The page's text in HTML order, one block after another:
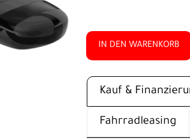
IN DEN WARENKORB
Kauf &
Fahrradleasing